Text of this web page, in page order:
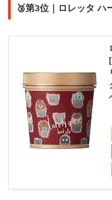
🥉第3位｜ロレッタ ハ